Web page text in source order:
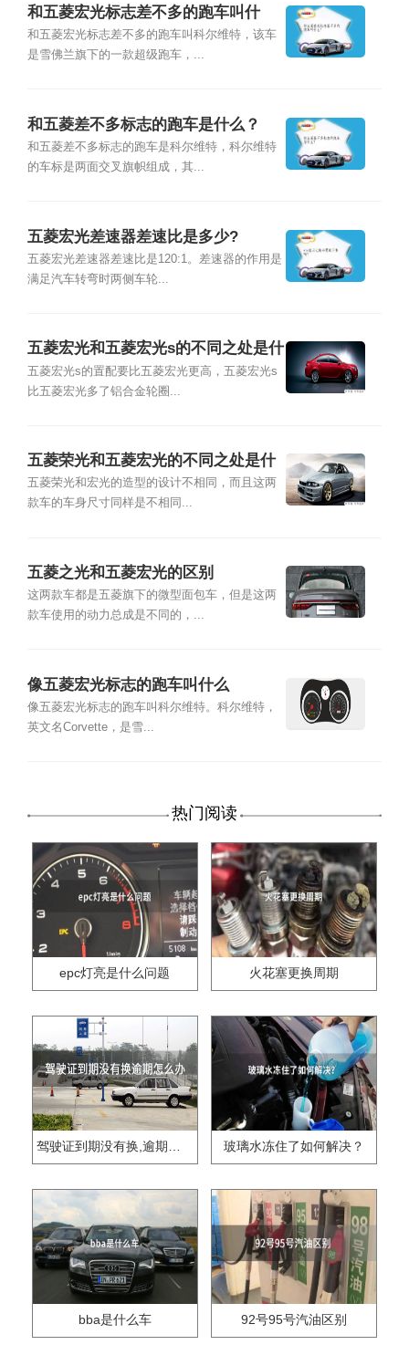
和五菱宏光标志差不多的跑车叫什
么？
和五菱宏光标志差不多的跑车叫科尔维特，该车
是雪佛兰旗下的一款超级跑车，...
和五菱差不多标志的跑车是什么？
和五菱差不多标志的跑车是科尔维特，科尔维特
的车标是两面交叉旗帜组成，其...
五菱宏光差速器差速比是多少?
五菱宏光差速器差速比是120:1。差速器的作用是
满足汽车转弯时两侧车轮...
五菱宏光和五菱宏光s的不同之处是什
么
五菱宏光s的置配要比五菱宏光更高，五菱宏光s
比五菱宏光多了铝合金轮圈...
五菱荣光和五菱宏光的不同之处是什
么
五菱荣光和宏光的造型的设计不相同，而且这两
款车的车身尺寸同样是不相同...
五菱之光和五菱宏光的区别
这两款车都是五菱旗下的微型面包车，但是这两
款车使用的动力总成是不同的，...
像五菱宏光标志的跑车叫什么
像五菱宏光标志的跑车叫科尔维特。科尔维特，
英文名Corvette，是雪...
热门阅读
epc灯亮是什么问题 火花塞更换周期
驾驶证到期没有换,逾期怎么办?? 玻璃水冻住了如何解决？
bba是什么车 92号95号汽油区别